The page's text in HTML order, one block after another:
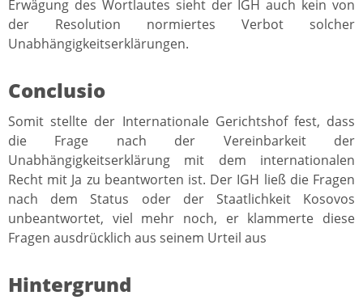
Erwägung des Wortlautes sieht der IGH auch kein von
der Resolution normiertes Verbot solcher
Unabhängigkeitserklärungen.
Conclusio
Somit stellte der Internationale Gerichtshof fest, dass
die Frage nach der Vereinbarkeit der
Unabhängigkeitserklärung mit dem internationalen
Recht mit Ja zu beantworten ist. Der IGH ließ die Fragen
nach dem Status oder der Staatlichkeit Kosovos
unbeantwortet, viel mehr noch, er klammerte diese
Fragen ausdrücklich aus seinem Urteil aus
Hintergrund